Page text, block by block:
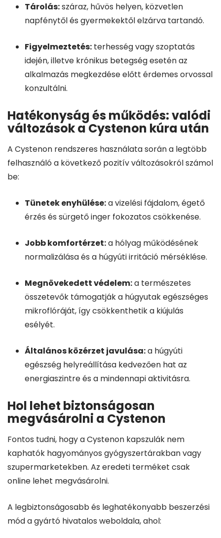
Tárolás:száraz, hűvös helyen, közvetlen
napfénytől és gyermekektől elzárva tartandó.
Figyelmeztetés: terhesség vagy szoptatás
idején, illetve krónikus betegség esetén az
alkalmazás megkezdése előtt érdemes orvossal
konzultálni.
Hatékonyság és működés: valódi
változások a Cystenon kúra után
A Cystenon rendszeres használata során a legtöbb
felhasználó a következő pozitív változásokról számol
be:
Tünetek enyhülése:a vizelési fájdalom, égető
érzés és sürgető inger fokozatos csökkenése.
Jobb komfortérzet:a hólyag működésének
normalizálása és a húgyúti irritáció mérséklése.
Megnövekedett védelem:a természetes
összetevők támogatják a húgyutak egészséges
mikroflóráját, így csökkenthetik a kiújulás
esélyét.
Általános közérzet javulása:a húgyúti
egészség helyreállítása kedvezően hat az
energiaszintre és a mindennapi aktivitásra.
Hol lehet biztonságosan
megvásárolni a Cystenon
Fontos tudni, hogy a Cystenon kapszulák nem
kaphatók hagyományos gyógyszertárakban vagy
szupermarketekben. Az eredeti terméket csak
online lehet megvásárolni.
A legbiztonságosabb és leghatékonyabb beszerzési
mód a gyártó hivatalos weboldala, ahol: